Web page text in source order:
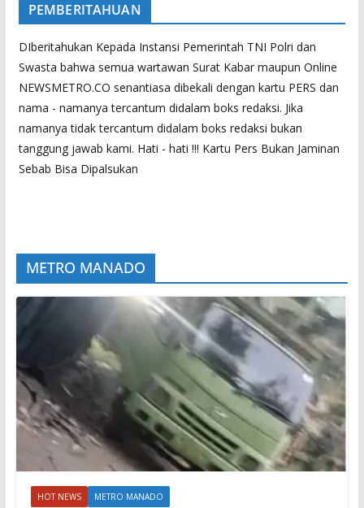
PEMBERITAHUAN
DIberitahukan Kepada Instansi Pemerintah TNI Polri dan
Swasta bahwa semua wartawan Surat Kabar maupun Online
NEWSMETRO.CO senantiasa dibekali dengan kartu PERS dan
nama - namanya tercantum didalam boks redaksi. Jika
namanya tidak tercantum didalam boks redaksi bukan
tanggung jawab kami. Hati - hati !!! Kartu Pers Bukan Jaminan
Sebab Bisa Dipalsukan
METRO MANADO
HOT NEWS METRO MANADO